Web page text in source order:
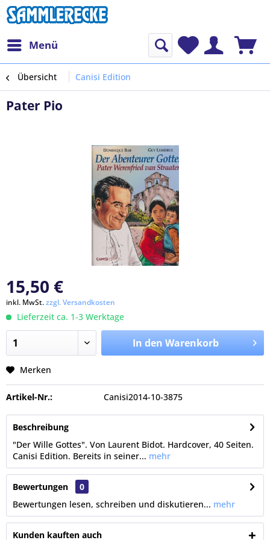
Menü
Übersicht Canisi Edition
Pater Pio
15,50 €
inkl. MwSt.zzgl. Versandkosten
Lieferzeit ca. 1-3 Werktage
In den Warenkorb
Merken
Artikel-Nr.: Canisi2014-10-3875
Beschreibung
"Der Wille Gottes". Von Laurent Bidot. Hardcover, 40 Seiten.
Canisi Edition. Bereits in seiner... mehr
Bewertungen
0
Bewertungen lesen, schreiben und diskutieren... mehr
Kunden kauften auch